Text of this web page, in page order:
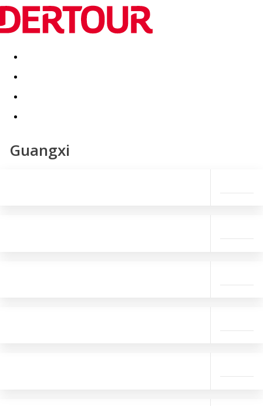
Destinatii Vacanta perfecta OFERTE DE NERATAT
Guangxi